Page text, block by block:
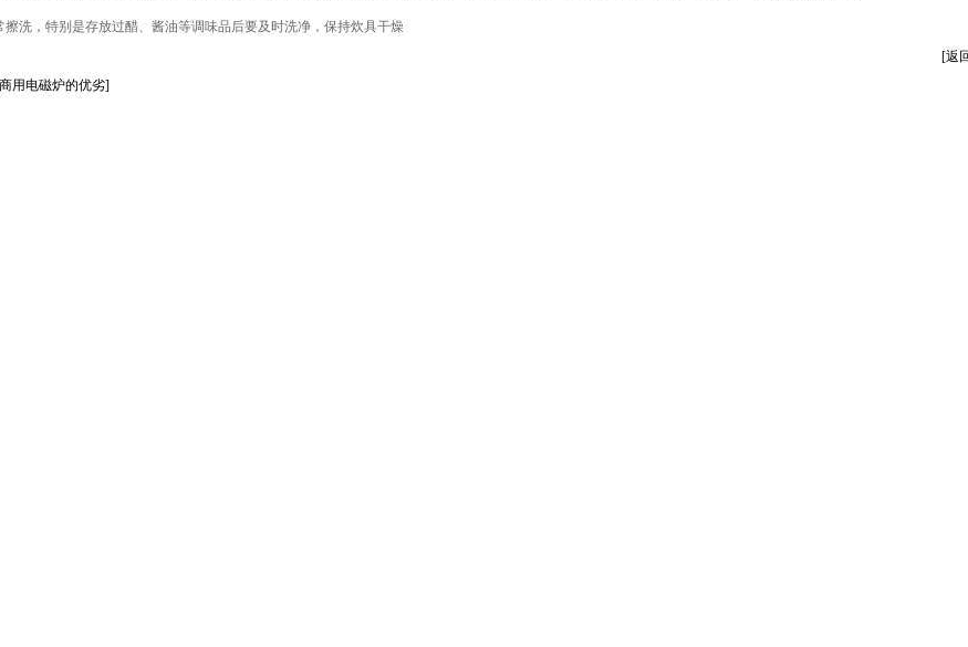
，特别是存放过醋、酱油等调味品后要及时洗净，保持炊具干燥
[返
用电磁炉的优劣]